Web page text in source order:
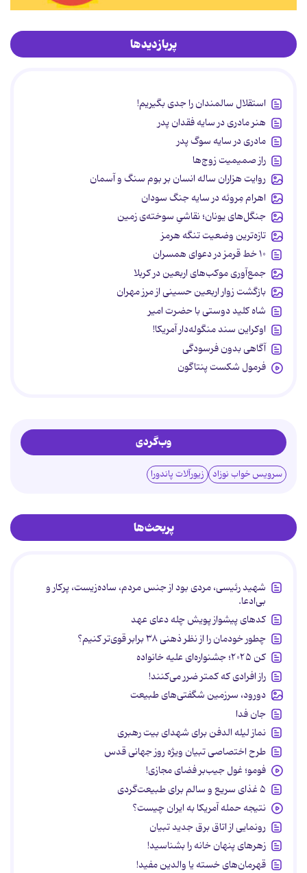
پربازدیدها
استقلال سالمندان را جدی بگیریم!
هنر مادری در سایه‌ فقدان پدر
مادری در سایه سوگ پدر
راز صمیمیت زوج‌ها
روایت هزاران ساله انسان بر بوم سنگ و آسمان
اهرام مِروئه در سایه جنگ سودان
جنگل‌های یونان؛ نقاشیِ سوخته‌ی زمین
تازه‌ترین وضعیت تنگه هرمز
۱۰ خط قرمز در دعوای همسران
جمع‌آوری موکب‌های اربعین در کربلا
بازگشت زوار اربعین حسینی از مرز مهران
شاه کلید دوستی با حضرت امیر
اوکراین سند منگوله‌دار آمریکا!
آگاهی بدون فرسودگی
فرمول شکست پنتاگون
وب‌گردی
سرویس خواب نوزاد زیورآلات پاندورا
پربحث‌ها
شهید رئیسی، مردی بود از جنس مردم، ساده‌زیست، پرکار و
بی‌ادعا.
کدهای پیشواز پویش چله دعای عهد
چطور خودمان را از نظر ذهنی ۳۸ برابر قوی‌تر کنیم؟
کن ۲۰۲۵؛ جشنواره‌ای علیه خانواده
راز افرادی که کمتر ضرر می‌کنند!
دورود، سرزمین شگفتی‌های طبیعت
جان فدا
نماز لیله الدفن برای شهدای بیت رهبری
طرح اختصاصی تبیان ویژه روز جهانی قدس
فومو؛ غول جیب‌بر فضای مجازی!
۵ غذای سریع و سالم برای طبیعت‌گردی
نتیجه حمله آمریکا به ایران چیست؟
رونمایی از اتاق برق جدید تبیان
زهرهای پنهان خانه را بشناسید!
قهرمان‌های خسته یا والدین مفید!